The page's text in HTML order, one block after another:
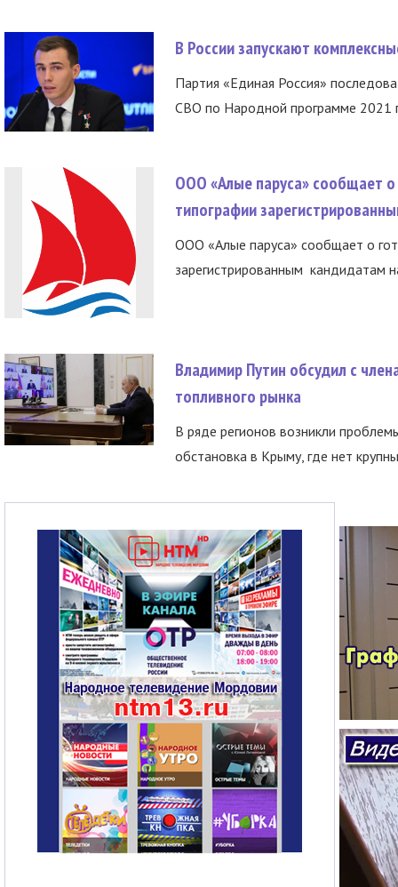
В России запускают
Партия «Единая Россия»
СВО по Народной программе 2021
ООО «Алые паруса» сообщает о
типографии
ООО «Алые паруса» сообщает о
зарегистрированным кандидатам
Владимир Путин обсудил с
топливного рынка
В ряде регионов возникли
обстановка в Крыму, где нет